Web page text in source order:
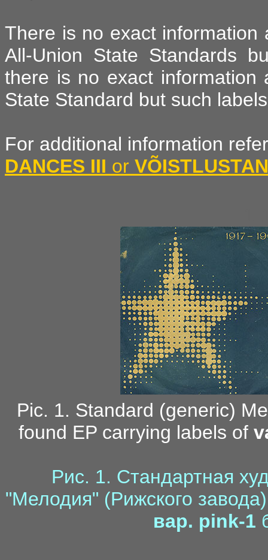
There is no exact
All-Union State Standards
there is no exact information
State Standard but such
For additional information
DANCES III or
Pic. 1. Standard (generic)
found EP carrying labels of
Рис. 1. Стандартная
"Мелодия" (Рижского
вар. pink-1